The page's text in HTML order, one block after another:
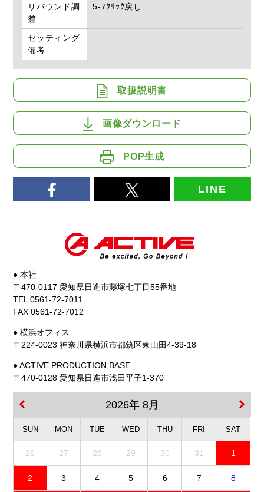
リバウンド調
整
5-7ｸﾘｯｸ戻し
セッティング
備考
取扱説明書
画像ダウンロード
POP生成
LINE
● 本社
〒470-0117 愛知県日進市藤塚七丁目55番地
TEL 0561-72-7011
FAX 0561-72-7012
● 横浜オフィス
〒224-0023 神奈川県横浜市都筑区東山田4-39-18
● ACTIVE PRODUCTION BASE
〒470-0128 愛知県日進市浅田平子1-370
2026年 8月
SUN MON TUE WED THU FRI SAT
26 27 28 29 30 31 1
2 3 4 5 6 7 8